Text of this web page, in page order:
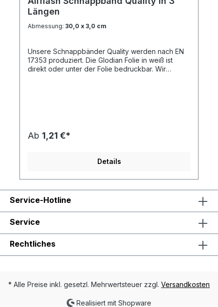
Längen
Abmessung: 30,0 x 3,0 cm
Unsere Schnappbänder Quality werden nach EN
17353 produziert. Die Glodian Folie in weiß ist
direkt oder unter der Folie bedruckbar. Wir
cm: ca. 40,0 x 3,0 cmmax. Druckfläche: 30 cm:
ca. 37,0 x 2,5 cmGewicht: 30 cm: ca.
15 g; 34 cm: ca. 18 g; 40 cm: ca. 22 gMaterial:
Druckstandskizze AL-0342 (34 cm)Download
Druckstandskizze AL-0344 (40 cm)Zum
Ab 1,21 €*
Details
Service-Hotline
Service
Rechtliches
* Alle Preise inkl. gesetzl. Mehrwertsteuer zzgl. Versandkosten
Realisiert mit Shopware